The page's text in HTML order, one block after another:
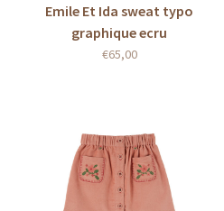
Emile Et Ida sweat typo
graphique ecru
€65,00